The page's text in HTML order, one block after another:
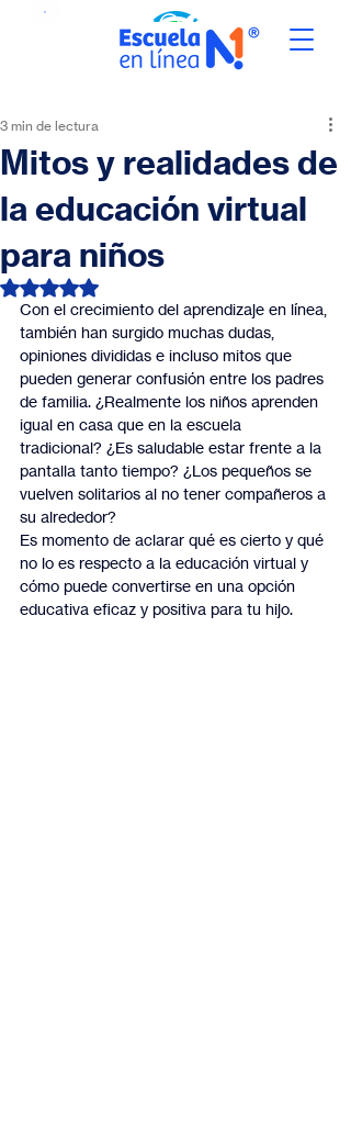
Mitos y realidades de
la educación virtual
para niños
3 min de lectura
Obtuvo NaN de 5 estrellas.
Con el crecimiento del aprendizaje en línea,
también han surgido muchas dudas,
opiniones divididas e incluso mitos que
pueden generar confusión entre los padres
de familia. ¿Realmente los niños aprenden
igual en casa que en la escuela
tradicional? ¿Es saludable estar frente a la
pantalla tanto tiempo? ¿Los pequeños se
vuelven solitarios al no tener compañeros a
su alrededor?
Es momento de aclarar qué es cierto y qué
no lo es respecto a la educación virtual y
cómo puede convertirse en una opción
educativa eficaz y positiva para tu hijo.